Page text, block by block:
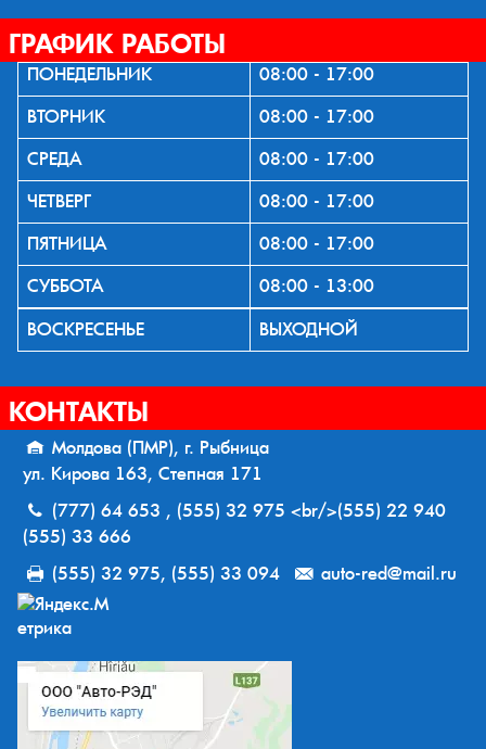
ГРАФИК РАБОТЫ
ПОНЕДЕЛЬНИК
08:00 - 17:00
ВТОРНИК
08:00 - 17:00
СРЕДА
08:00 - 17:00
ЧЕТВЕРГ
08:00 - 17:00
ПЯТНИЦА
08:00 - 17:00
СУББОТА
08:00 - 13:00
ВОСКРЕСЕНЬЕ
ВЫХОДНОЙ
КОНТАКТЫ
Молдова (ПМР), г. Рыбница
ул. Кирова 163, Степная 171
(777) 64 653 , (555) 32 975 <br/>(555) 22 940
(555) 33 666
(555) 32 975, (555) 33 094
auto-red@mail.ru